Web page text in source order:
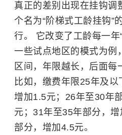
真正的差别出现在挂钩调
个名为“阶梯式工龄挂钩”
行。 它改变了工龄每一年
一些试点地区的模式为例
区间，年限越长，后面每
比如，缴费年限25年及以
增加1.5元；26年至30年
元；31年至35年部分，
部分，增加4.5元。